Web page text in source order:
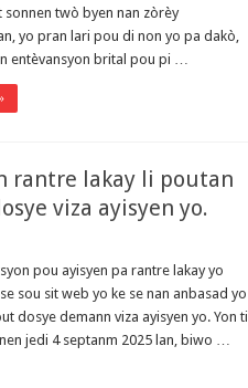
sonnen twò byen nan zòrèy
yo pran lari pou di non yo pa dakò,
entèvansyon brital pou pi …
rantre lakay li poutan
viza ayisyen yo.
pou ayisyen pa rantre lakay yo
sou sit web yo ke se nan anbasad yo
dosye demann viza ayisyen yo. Yon ti
jedi 4 septanm 2025 lan, biwo …